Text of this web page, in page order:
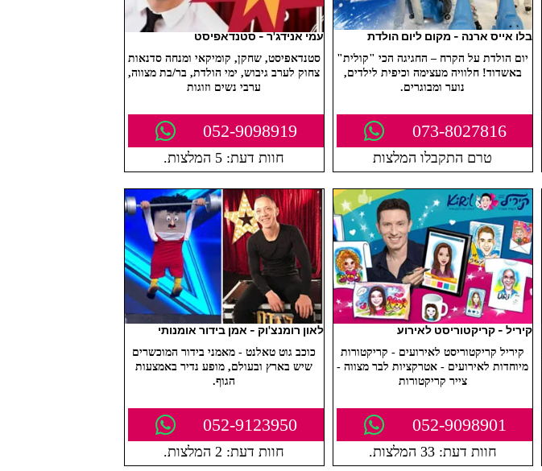
בלו אייס ארנה - מקום ליום הולדת
יום הולדת על הקרח – החגיגה הכי "קולית"
באשדוד! חלוויה מעצימה וכיפית לילדים,
נוער ומבוגרים.
073-8027816
טרם התקבלו המלצות
עמי אנידג'ר - סטנדאפיסט
סטנדאפיסט, שחקן, קומיקאי ומנחה סדנאות
צחוק לערב גיבוש, ימי הולדת, בר/בת מצווה,
ערבי נשים וזוגות
052-9098919
חוות דעת: 5 המלצות.
קיריל - קריקטוריסט לאירוע
קיריל קריקטוריסט לאירועים - קריקטורות
מיוחדות לאירועים - אטרקציות לבר מצווה -
צייר קריקטורות
052-9098901
חוות דעת: 33 המלצות.
לאון רומנצ'וק - אמן בידור אומנותי
כוכב גוט טאלנט - מאמני בידור המוכשרים
שיש בארץ ובעולם, מופע נדיר באמצעות
הגוף.
052-9123950
חוות דעת: 2 המלצות.